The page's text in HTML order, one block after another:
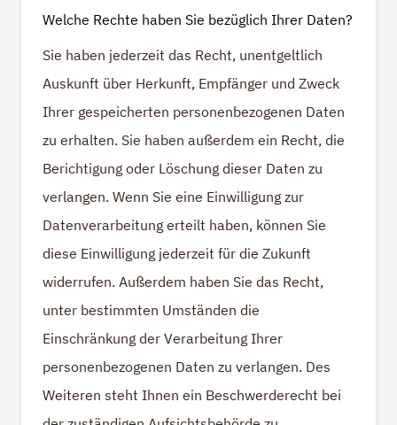
Welche Rechte haben Sie bezüglich Ihrer Daten?
Sie haben jederzeit das Recht, unentgeltlich
Auskunft über Herkunft, Empfänger und Zweck
Ihrer gespeicherten personenbezogenen Daten
zu erhalten. Sie haben außerdem ein Recht, die
Berichtigung oder Löschung dieser Daten zu
verlangen. Wenn Sie eine Einwilligung zur
Datenverarbeitung erteilt haben, können Sie
diese Einwilligung jederzeit für die Zukunft
widerrufen. Außerdem haben Sie das Recht,
unter bestimmten Umständen die
Einschränkung der Verarbeitung Ihrer
personenbezogenen Daten zu verlangen. Des
Weiteren steht Ihnen ein Beschwerderecht bei